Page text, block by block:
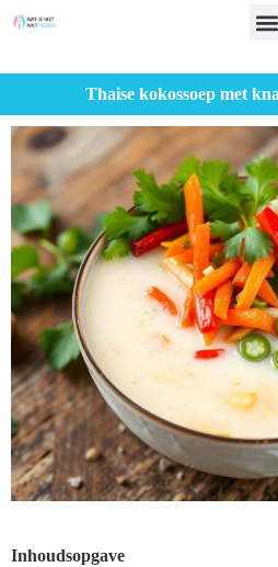
Thaise kokossoep met
Inhoudsopgave